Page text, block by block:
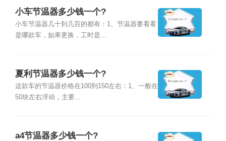
小车节温器多少钱一个?
小车节温器几十到几百的都有：1、节温器要看看
是哪款车，如果更换，工时是...
夏利节温器多少钱一个?
这款车的节温器价格在100到150左右：1、一般在
50块左右浮动，主要...
a4节温器多少钱一个?